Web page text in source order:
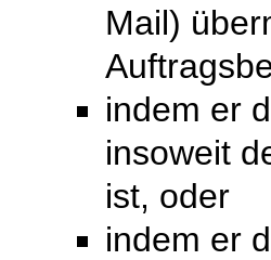
Mail)
indem er
insoweit
ist, oder
indem er